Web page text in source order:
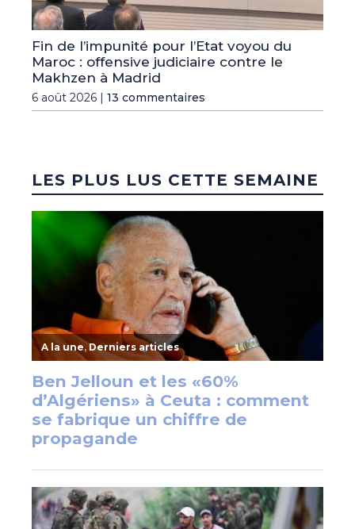
Fin de l’impunité pour l’Etat voyou du
Maroc : offensive judiciaire contre le
Makhzen à Madrid
6 août 2026 | 13 commentaires
LES PLUS LUS CETTE SEMAINE